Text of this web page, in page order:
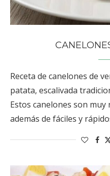
Receta de canelones de
patata, escalivada
Estos canelones son
además de fáciles y